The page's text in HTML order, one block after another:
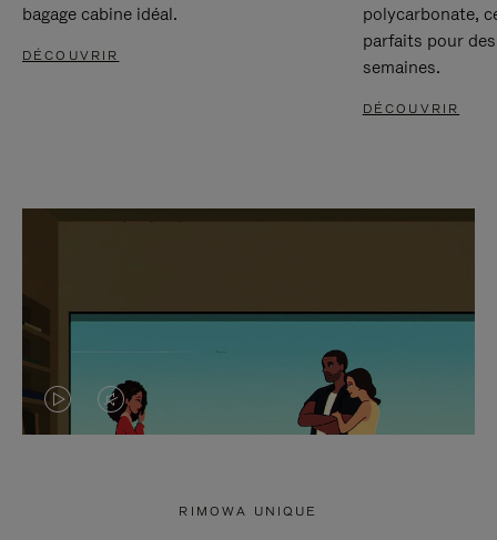
bagage cabine idéal.
DÉCOUVRIR
polycarbonate,
parfaits pour
semaines.
DÉCOUVRIR
LA LE
RIMOWA UNIQUE